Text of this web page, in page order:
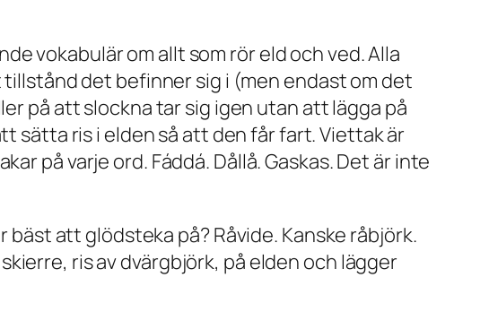
vokabulär om allt som rör eld och ved. Alla
det befinner sig i (men endast om det
på att slockna tar sig igen utan att lägga på
sätta ris i elden så att den får fart.Viettakär
på varje ord. Fáddá. Dållå.Gaskas. Det är inte
att glödsteka på? Råvide. Kanske råbjörk.
skierre, ris av dvärgbjörk, på elden och lägger